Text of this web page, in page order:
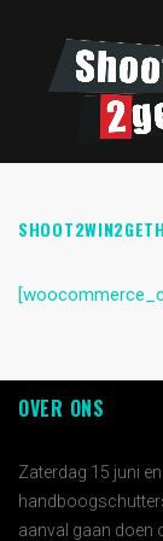
OVER ONS
Zaterdag 15 juni
aanval gaan doen